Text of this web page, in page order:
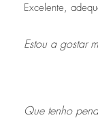
Excelente,
Estou a gostar
Que tenho